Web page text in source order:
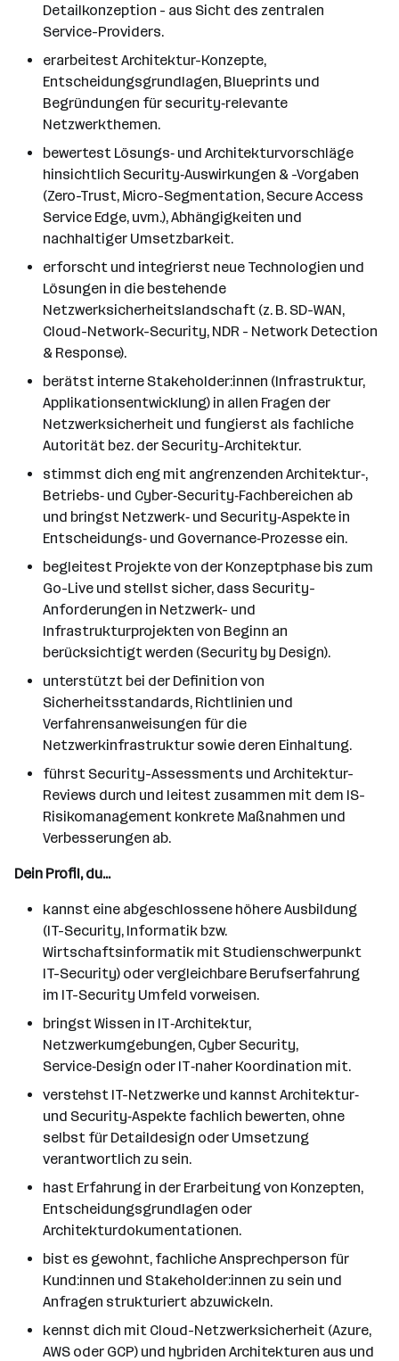
Detailkonzeption - aus Sicht des zentralen
Service-Providers.
erarbeitest Architektur-Konzepte,
Entscheidungsgrundlagen, Blueprints und
Begründungen für security‑relevante
Netzwerkthemen.
bewertest Lösungs‑ und Architekturvorschläge
hinsichtlich Security‑Auswirkungen & -Vorgaben
(Zero-Trust, Micro-Segmentation, Secure Access
Service Edge, uvm.), Abhängigkeiten und
nachhaltiger Umsetzbarkeit.
erforscht und integrierst neue Technologien und
Lösungen in die bestehende
Netzwerksicherheitslandschaft (z. B. SD-WAN,
Cloud-Network-Security, NDR - Network Detection
& Response).
berätst interne Stakeholder:innen (Infrastruktur,
Applikationsentwicklung) in allen Fragen der
Netzwerksicherheit und fungierst als fachliche
Autorität bez. der Security-Architektur.
stimmst dich eng mit angrenzenden Architektur‑,
Betriebs‑ und Cyber‑Security‑Fachbereichen ab
und bringst Netzwerk‑ und Security‑Aspekte in
Entscheidungs‑ und Governance‑Prozesse ein.
begleitest Projekte von der Konzeptphase bis zum
Go-Live und stellst sicher, dass Security-
Anforderungen in Netzwerk- und
Infrastrukturprojekten von Beginn an
berücksichtigt werden (Security by Design).
unterstützt bei der Definition von
Sicherheitsstandards, Richtlinien und
Verfahrensanweisungen für die
Netzwerkinfrastruktur sowie deren Einhaltung.
führst Security-Assessments und Architektur-
Reviews durch und leitest zusammen mit dem IS-
Risikomanagement konkrete Maßnahmen und
Verbesserungen ab.
Dein Profil, du...
kannst eine abgeschlossene höhere Ausbildung
(IT-Security, Informatik bzw.
Wirtschaftsinformatik mit Studienschwerpunkt
IT-Security) oder vergleichbare Berufserfahrung
im IT-Security Umfeld vorweisen.
bringst Wissen in IT‑Architektur,
Netzwerkumgebungen, Cyber Security,
Service‑Design oder IT‑naher Koordination mit.
verstehst IT-Netzwerke und kannst Architektur‑
und Security‑Aspekte fachlich bewerten, ohne
selbst für Detaildesign oder Umsetzung
verantwortlich zu sein.
hast Erfahrung in der Erarbeitung von Konzepten,
Entscheidungsgrundlagen oder
Architekturdokumentationen.
bist es gewohnt, fachliche Ansprechperson für
Kund:innen und Stakeholder:innen zu sein und
Anfragen strukturiert abzuwickeln.
kennst dich mit Cloud-Netzwerksicherheit (Azure,
AWS oder GCP) und hybriden Architekturen aus und